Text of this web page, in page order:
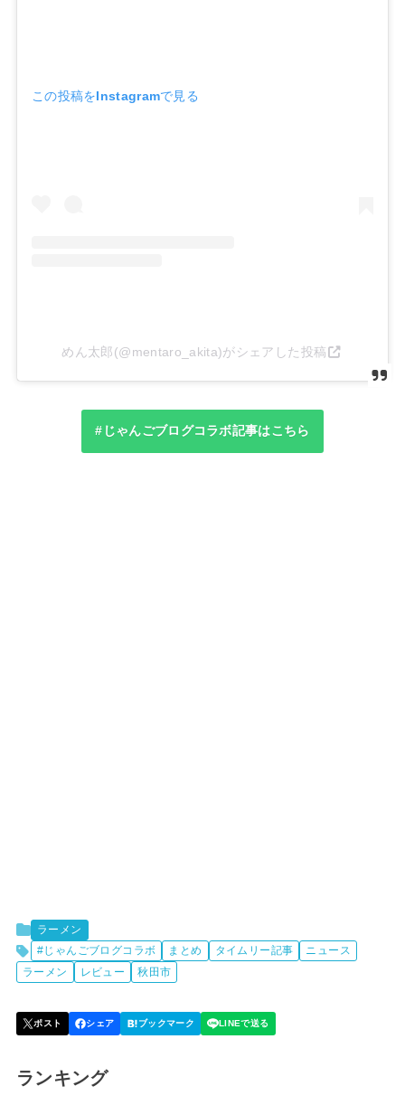
この投稿をInstagramで見る
めん太郎(@mentaro_akita)がシェアした投稿
#じゃんごブログコラボ記事はこちら
ラーメン
#じゃんごブログコラボ
まとめ タイムリー記事
ニュース
ラーメン
レビュー 秋田市
ランキング